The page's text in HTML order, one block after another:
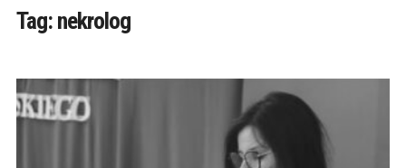
Tag: nekrolog